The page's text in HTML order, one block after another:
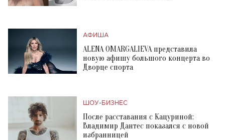
АФИША
ALENA OMARGALIEVA представила
новую афишу большого концерта во
Дворце спорта
ШОУ-БИЗНЕС
После расставания с Кацуриной:
Владимир Дантес показался с новой
избранницей